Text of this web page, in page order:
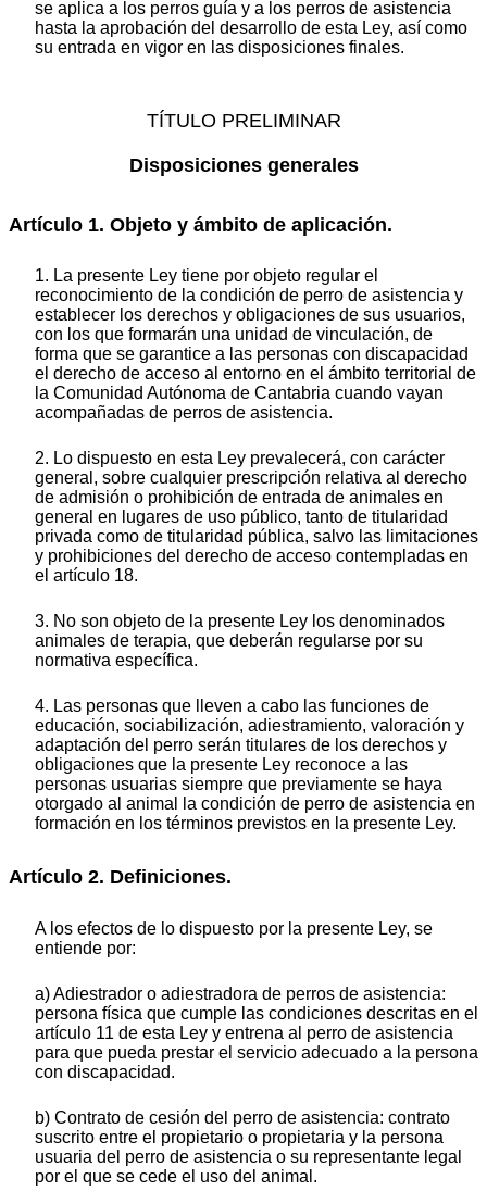
se aplica a los perros guía y a los perros de asistencia
hasta la aprobación del desarrollo de esta Ley, así como
su entrada en vigor en las disposiciones finales.
TÍTULO PRELIMINAR
Disposiciones generales
Artículo 1. Objeto y ámbito de aplicación.
1. La presente Ley tiene por objeto regular el
reconocimiento de la condición de perro de asistencia y
establecer los derechos y obligaciones de sus usuarios,
con los que formarán una unidad de vinculación, de
forma que se garantice a las personas con discapacidad
el derecho de acceso al entorno en el ámbito territorial de
la Comunidad Autónoma de Cantabria cuando vayan
acompañadas de perros de asistencia.
2. Lo dispuesto en esta Ley prevalecerá, con carácter
general, sobre cualquier prescripción relativa al derecho
de admisión o prohibición de entrada de animales en
general en lugares de uso público, tanto de titularidad
privada como de titularidad pública, salvo las limitaciones
y prohibiciones del derecho de acceso contempladas en
el artículo 18.
3. No son objeto de la presente Ley los denominados
animales de terapia, que deberán regularse por su
normativa específica.
4. Las personas que lleven a cabo las funciones de
educación, sociabilización, adiestramiento, valoración y
adaptación del perro serán titulares de los derechos y
obligaciones que la presente Ley reconoce a las
personas usuarias siempre que previamente se haya
otorgado al animal la condición de perro de asistencia en
formación en los términos previstos en la presente Ley.
Artículo 2. Definiciones.
A los efectos de lo dispuesto por la presente Ley, se
entiende por:
a) Adiestrador o adiestradora de perros de asistencia:
persona física que cumple las condiciones descritas en el
artículo 11 de esta Ley y entrena al perro de asistencia
para que pueda prestar el servicio adecuado a la persona
con discapacidad.
b) Contrato de cesión del perro de asistencia: contrato
suscrito entre el propietario o propietaria y la persona
usuaria del perro de asistencia o su representante legal
por el que se cede el uso del animal.